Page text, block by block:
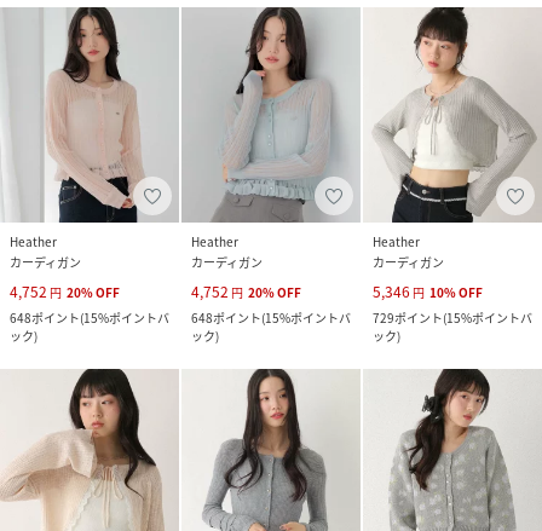
Heather
カーディガン
4,752 円 20%OFF
648ポイント(15%ポイントバ
ック)
Heather
カーディガン
4,752 円 20%OFF
648ポイント(15%ポイントバ
ック)
Heather
カーディガン
5,346 円 10%OFF
729ポイント(15%ポイントバ
ック)